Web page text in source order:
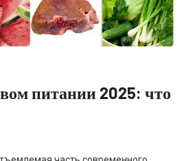
питании 2025: что